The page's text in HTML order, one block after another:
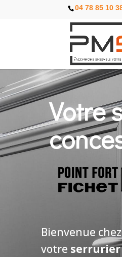
04 78 85 10
Votre
Bienvenue chez
votre serrurier